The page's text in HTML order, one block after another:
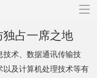
导
占一席之地
技术、数据通讯传输技
及计算机处理技术等有